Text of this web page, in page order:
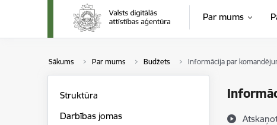
Par mums
Sākums Par mums Budžets Informācija par
Struktūra
Darbības jomas